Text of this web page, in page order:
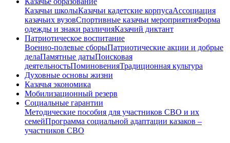
Казачьи школыКазачьи кадетские корпусаАссоциация
казачьих вузовСпортивные казачьи мероприятияФорма
одежды и знаки различияКазачий диктант
Патриотическое воспитание
Военно-полевые сборыПатриотические акции и добрые
делаПамятные датыПоисковая
деятельностьПоминовенияТрадиционная культура
Духовные основы жизни
Казачья экономика
Мобилизационный резерв
Социальные гарантии
Методические пособия для участников СВО и их
семейПрограмма социальной адаптации казаков –
участников СВО